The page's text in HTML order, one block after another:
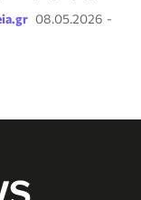
08.05.2026 -